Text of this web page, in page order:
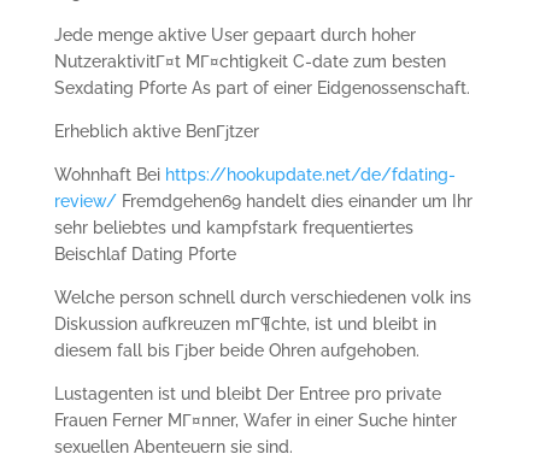
Jede menge aktive User gepaart durch hoher
NutzeraktivitГ¤t MГ¤chtigkeit C-date zum besten
Sexdating Pforte As part of einer Eidgenossenschaft.
Erheblich aktive BenГјtzer
Wohnhaft Bei https://hookupdate.net/de/fdating-
review/Fremdgehen69 handelt dies einander um Ihr
sehr beliebtes und kampfstark frequentiertes
Beischlaf Dating Pforte
Welche person schnell durch verschiedenen volk ins
Diskussion aufkreuzen mГ¶chte, ist und bleibt in
diesem fall bis Гјber beide Ohren aufgehoben.
Lustagenten ist und bleibt Der Entree pro private
Frauen Ferner MГ¤nner, Wafer in einer Suche hinter
sexuellen Abenteuern sie sind.